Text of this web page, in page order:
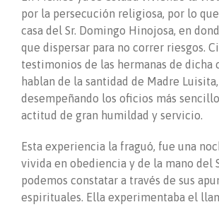
por la persecución religiosa, por lo
casa del Sr. Domingo Hinojosa, en
que dispersar para no correr riesgos.
testimonios de las hermanas de dicha
hablan de la santidad de Madre Luisita,
desempeñando los oficios más
actitud de gran humildad y servicio.
Esta experiencia la fraguó, fue una
vivida en obediencia y de la mano del
podemos constatar a través de sus
espirituales. Ella experimentaba el